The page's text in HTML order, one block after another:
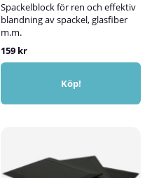
Spackelblock för ren och effektiv
blandning av spackel, glasfiber
m.m.
159 kr
Köp!